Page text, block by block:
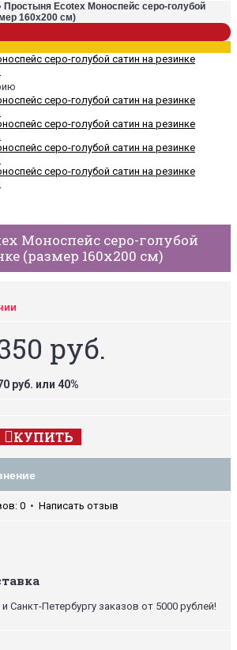
Простыня Ecotex Моноспейс серо-голубой
160х200 см)
Моноспейс серо-голубой
(размер 160х200 см)
руб.
руб. или 40%
КУПИТЬ
0 • Написать отзыв
Санкт-Петербургу заказов от 5000 рублей!